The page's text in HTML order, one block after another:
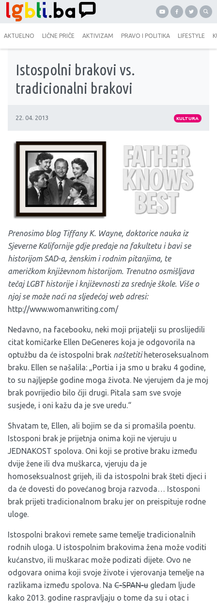
AKTUELNO LIČNE PRIČE AKTIVIZAM PRAVO I POLITIKA LIFESTYLE
Istospolni brakovi vs.
tradicionalni brakovi
22. 04. 2013 KULTURA
Prenosimo blog Tiffany K. Wayne, doktorice nauka iz
Sjeverne Kalifornije gdje predaje na fakultetu i bavi se
historijom SAD-a, ženskim i rodnim pitanjima, te
američkom književnom historijom. Trenutno osmišljava
tečaj LGBT historije i književnosti za srednje škole. Više o
njoj se može naći na sljedećoj web adresi:
http://www.womanwriting.com/
Nedavno, na facebooku, neki moji prijatelji su proslijedili
citat komičarke Ellen DeGeneres koja je odgovorila na
optužbu da će istospolni brak naštetitiheteroseksualnom
braku. Ellen se našalila: „Portia i ja smo u braku 4 godine,
to su najljepše godine moga života. Ne vjerujem da je moj
brak povrijedio bilo čiji drugi. Pitala sam sve svoje
susjede, i oni kažu da je sve uredu.“
Shvatam te, Ellen, ali bojim se da si promašila poentu.
Istosponi brak je prijetnja onima koji ne vjeruju u
JEDNAKOST spolova. Oni koji se protive braku između
dvije žene ili dva muškarca, vjeruju da je
homoseksualnost grijeh, ili da istospolni brak šteti djeci i
da će dovesti do povećanog broja razvoda… Istosponi
brak prijeti tradicionalnom braku jer on preispituje rodne
uloge.
Istospolni brakovi remete same temelje tradicionalnih
rodnih uloga. U istospolnim brakovima žena može voditi
kućanstvo, ili muškarac može podizati dijete. Ovo ne
odgovara onima koji svoje živote i vjerovanja temelje na
razlikama između spolova. Na C-SPAN-u gledam ljude
kako 2013. godine raspravljaju o tome da su i otac i